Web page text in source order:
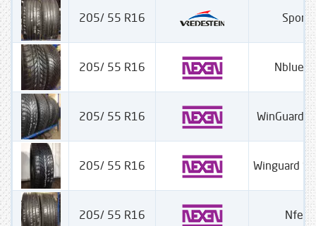
205/ 55 R16
205/ 55 R16 Nblue
205/ 55 R16 WinGuard
205/ 55 R16 Winguard
205/ 55 R16 Nfera